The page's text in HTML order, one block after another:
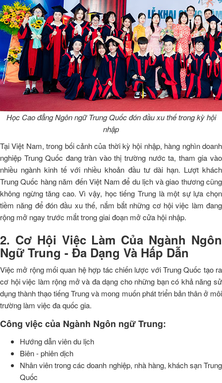
Học Cao đẳng Ngôn ngữ Trung Quốc đón đầu xu thế trong kỳ hội
nhập
Tại Việt Nam, trong bối cảnh của thời kỳ hội nhập, hàng nghìn doanh
nghiệp Trung Quốc đang tràn vào thị trường nước ta, tham gia vào
nhiều ngành kinh tế với nhiều khoản đầu tư dài hạn. Lượt khách
Trung Quốc hàng năm đến Việt Nam để du lịch và giao thương cũng
không ngừng tăng cao. Vì vậy, học tiếng Trung là một sự lựa chọn
tiềm năng để đón đầu xu thế, nắm bắt những cơ hội việc làm đang
rộng mở ngay trước mắt trong giai đoạn mở cửa hội nhập.
2. Cơ Hội Việc Làm Của Ngành Ngôn
Ngữ Trung - Đa Dạng Và Hấp Dẫn
Việc mở rộng mối quan hệ hợp tác chiến lược với Trung Quốc tạo ra
cơ hội việc làm rộng mở và đa dạng cho những bạn có khả năng sử
dụng thành thạo tiếng Trung và mong muốn phát triển bản thân ở môi
trường làm việc đa quốc gia.
Công việc của Ngành Ngôn ngữ Trung:
Hướng dẫn viên du lịch
Biên - phiên dịch
Nhân viên trong các doanh nghiệp, nhà hàng, khách sạn Trung
Quốc